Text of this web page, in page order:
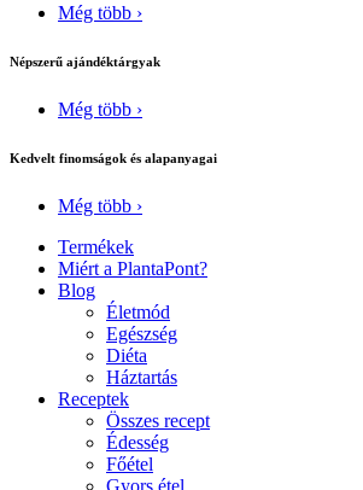
Még több ›
Népszerű ajándéktárgyak
Még több ›
Kedvelt finomságok és alapanyagai
Még több ›
Termékek
Miért a PlantaPont?
Blog
Életmód
Egészség
Diéta
Háztartás
Receptek
Összes recept
Édesség
Főétel
Gyors étel